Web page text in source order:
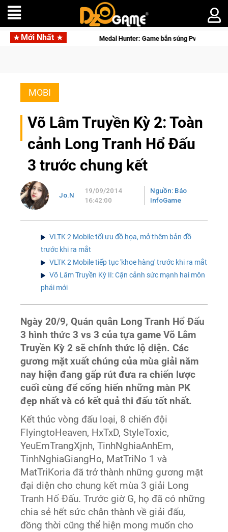
Mới NhấtMedal Hunter: Game bắn súng PvP tọa độ đỉnh cao đưa bạn
MOBI
Võ Lâm Truyền Kỳ 2: Toàn
cảnh Long Tranh Hổ Đấu
3 trước chung kết
Jo.N
19/09/2014
16:42:00
Nguồn: Báo
InfoGame
VLTK 2 Mobile tối ưu đồ họa, mở thêm bản đồ
trước khi ra mắt
VLTK 2 Mobile tiếp tục 'khoe hàng' trước khi ra mắt
Võ Lâm Truyền Kỳ II: Cận cảnh sức mạnh hai môn
phái mới
Ngày 20/9, Quán quân Long Tranh Hổ Đấu
3 hình thức 3 vs 3 của tựa game Võ Lâm
Truyền Kỳ 2 sẽ chính thức lộ diện. Các
gương mặt xuất chúng của mùa giải năm
nay hiện đang gấp rút đưa ra chiến lược
cuối cùng để cống hiến những màn PK
đẹp nhất và có kết quả thi đấu tốt nhất.
Kết thúc vòng đấu loại, 8 chiến đội
FlyingtoHeaven, HxTxD, StyleToxic,
YeuEmTrangXjnh, TinhNghiaAnhEm,
TinhNghiaGiangHo, MatTriNo 1 và
MatTriKoria đã trở thành những gương mặt
đại diện cho chung kết mùa 3 giải Long
Tranh Hổ Đấu. Trước giờ G, họ đã có những
chia sẻ hết sức chân thành về giải đấu,
đồng thời cũng thể hiện mong muốn cho